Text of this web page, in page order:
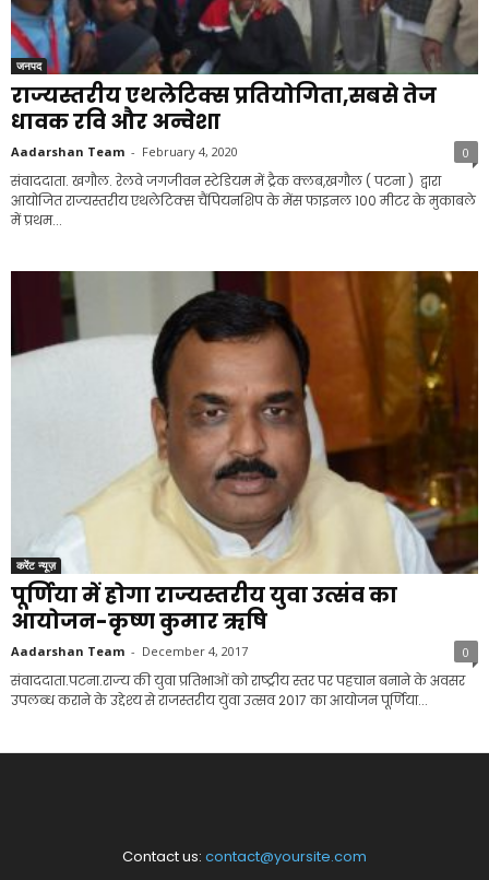
जनपद
राज्यस्तरीय एथलेटिक्स प्रतियोगिता,सबसे तेज
धावक रवि और अन्वेशा
Aadarshan Team - February 4, 2020 0
संवाददाता. खगौल. रेलवे जगजीवन स्टेडियम में ट्रैक क्लब,खगौल ( पटना ) द्वारा
आयोजित राज्यस्तरीय एथलेटिक्स चैंपियनशिप के मेंस फाइनल 100 मीटर के मुकाबले
में प्रथम...
करेंट न्यूज़
पूर्णिया में होगा राज्यस्तरीय युवा उत्संव का
आयोजन-कृष्ण कुमार ऋषि
Aadarshan Team - December 4, 2017 0
संवाददाता.पटना.राज्‍य की युवा प्रतिभाओं को राष्‍ट्रीय स्‍तर पर पहचान बनाने के अवसर
उपलब्‍ध कराने के उद्देश्‍य से राजस्‍तरीय युवा उत्‍सव 2017 का आयोजन पूर्णिया...
Contact us: contact@yoursite.com